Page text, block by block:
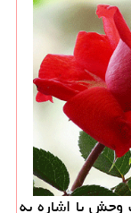
با اشاره به